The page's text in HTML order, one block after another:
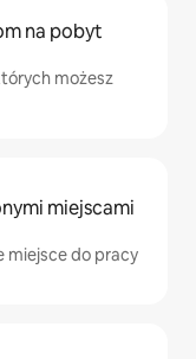
na pobyt
możesz
miejscami
miejsce do pracy